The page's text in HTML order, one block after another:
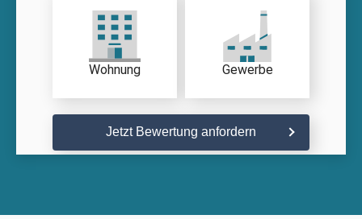
Wohnung Gewerbe
Jetzt Bewertung anfordern